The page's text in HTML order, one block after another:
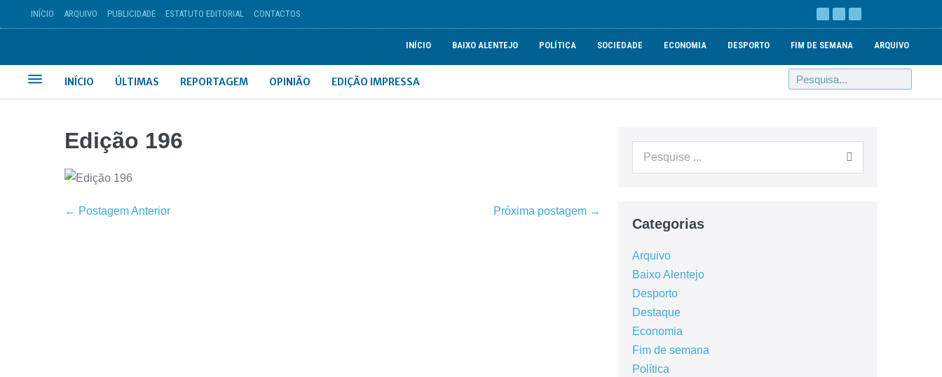
INÍCIO ARQUIVO PUBLICIDADE ESTATUTO EDITORIAL CONTACTOS
INÍCIO BAIXO ALENTEJO POLÍTICA SOCIEDADE ECONOMIA DESPORTO FIM DE SEMANA ARQUIVO
INÍCIO ÚLTIMAS REPORTAGEM OPINIÃO EDIÇÃO IMPRESSA
Edição 196
← Postagem Anterior Próxima postagem →
Categorias
Arquivo
Baixo Alentejo
Desporto
Destaque
Economia
Fim de semana
Política